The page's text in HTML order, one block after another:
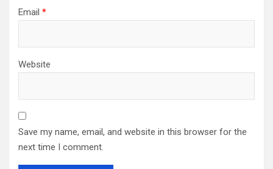
Email *
Website
Save my name, email, and website in this browser for the
next time I comment.